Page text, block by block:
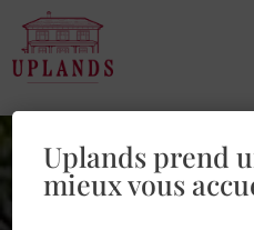
Uplands prend
mieux vous